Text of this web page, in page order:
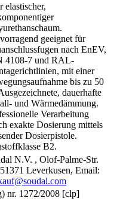
elastischer,
geeignet für
nach EnEV,
4108-7 und RAL-
mit einer
bis zu 50
dauerhafte
und Wärmedämmung.
Verarbeitung
exakte Dosierung mittels
Dosierpistole.
B2.
N.V. , Olof-Palme-Str.
Leverkusen, Email:
nr. 1272/2008 [clp]